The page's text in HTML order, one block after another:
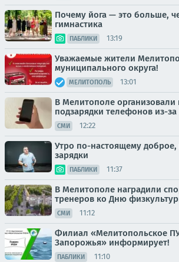
Почему йога — это больше,
гимнастика
ПАБЛИКИ 13:19
Уважаемые жители
муниципального округа!
МЕЛИТОПОЛЬ 13:01
В Мелитополе организовали
подзарядки телефонов из-
СМИ 12:22
Утро по-настоящему доброе,
зарядки
ПАБЛИКИ 11:37
В Мелитополе наградили
тренеров ко Дню
СМИ 11:12
Филиал «Мелитопольское
Запорожья» информирует!
ПАБЛИКИ 11:10